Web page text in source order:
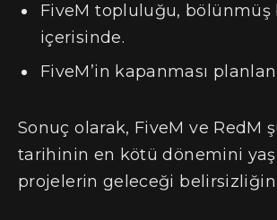
FiveM topluluğu, bölünmüş
içerisinde.
FiveM’in kapanması
Sonuç olarak, FiveM ve RedM
tarihinin en kötü dönemini
projelerin geleceği